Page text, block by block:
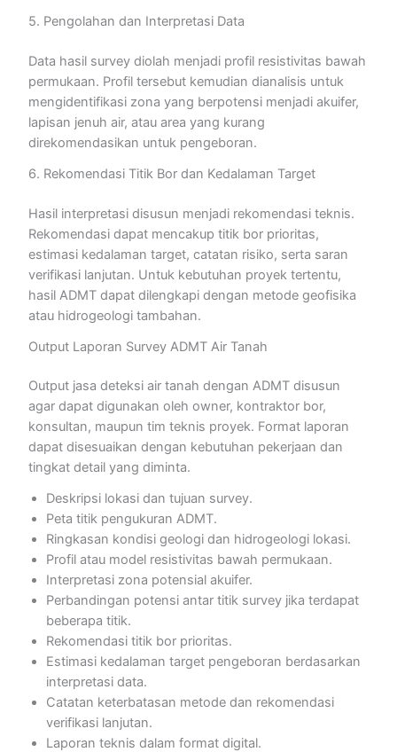
5. Pengolahan dan Interpretasi Data
Data hasil survey diolah menjadi profil resistivitas bawah
permukaan. Profil tersebut kemudian dianalisis untuk
mengidentifikasi zona yang berpotensi menjadi akuifer,
lapisan jenuh air, atau area yang kurang
direkomendasikan untuk pengeboran.
6. Rekomendasi Titik Bor dan Kedalaman Target
Hasil interpretasi disusun menjadi rekomendasi teknis.
Rekomendasi dapat mencakup titik bor prioritas,
estimasi kedalaman target, catatan risiko, serta saran
verifikasi lanjutan. Untuk kebutuhan proyek tertentu,
hasil ADMT dapat dilengkapi dengan metode geofisika
atau hidrogeologi tambahan.
Output Laporan Survey ADMT Air Tanah
Output jasa deteksi air tanah dengan ADMT disusun
agar dapat digunakan oleh owner, kontraktor bor,
konsultan, maupun tim teknis proyek. Format laporan
dapat disesuaikan dengan kebutuhan pekerjaan dan
tingkat detail yang diminta.
Deskripsi lokasi dan tujuan survey.
Peta titik pengukuran ADMT.
Ringkasan kondisi geologi dan hidrogeologi lokasi.
Profil atau model resistivitas bawah permukaan.
Interpretasi zona potensial akuifer.
Perbandingan potensi antar titik survey jika terdapat
beberapa titik.
Rekomendasi titik bor prioritas.
Estimasi kedalaman target pengeboran berdasarkan
interpretasi data.
Catatan keterbatasan metode dan rekomendasi
verifikasi lanjutan.
Laporan teknis dalam format digital.